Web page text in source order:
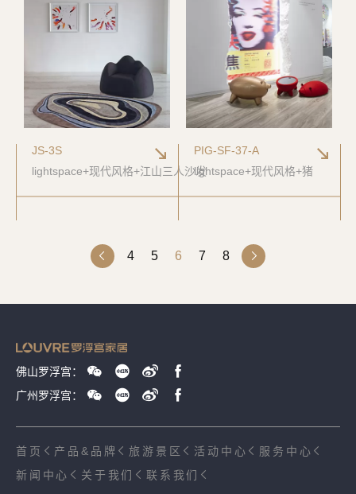
JS-3S
lightspace+现代风格+江山三人沙发
PIG-SF-37-A
lightspace+现代风格+猪
4 5 6 7 8
佛山罗浮宫：
广州罗浮宫：
首页 产品&品牌 旅游景区 活动中心
服务中心
新闻中心
关于我们 联系我们